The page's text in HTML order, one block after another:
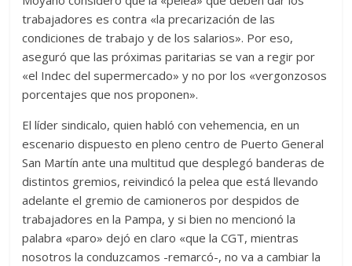
trabajadores es contra «la precarización de las
condiciones de trabajo y de los salarios». Por eso,
aseguró que las próximas paritarias se van a regir por
«el Indec del supermercado» y no por los «vergonzosos
porcentajes que nos proponen».
El líder sindicalo, quien habló con vehemencia, en un
escenario dispuesto en pleno centro de Puerto General
San Martín ante una multitud que desplegó banderas de
distintos gremios, reivindicó la pelea que está llevando
adelante el gremio de camioneros por despidos de
trabajadores en la Pampa, y si bien no mencionó la
palabra «paro» dejó en claro «que la CGT, mientras
nosotros la conduzcamos -remarcó-, no va a cambiar la